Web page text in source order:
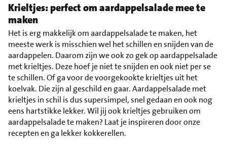
Krieltjes: perfect om aardappelsalade mee te
maken
Het is erg makkelijk om aardappelsalade te maken, het
meeste werk is misschien wel het schillen en snijden van de
aardappelen. Daarom zijn we ook zo gek op aardappelsalade
met krieltjes. Deze hoef je niet te snijden en ook niet per se
te schillen. Of ga voor de voorgekookte krieltjes uit het
koelvak. Die zijn al geschild en gaar. Aardappelsalade met
krieltjes in schil is dus supersimpel, snel gedaan en ook nog
eens hartstikke lekker. Wil jij ook krieltjes gebruiken om
aardappelsalade te maken? Laat je inspireren door onze
recepten en ga lekker kokkerellen.